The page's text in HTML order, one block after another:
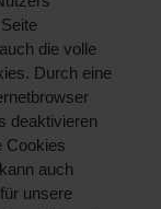
die volle
Durch eine
deaktivieren
Cookies
auch
unsere